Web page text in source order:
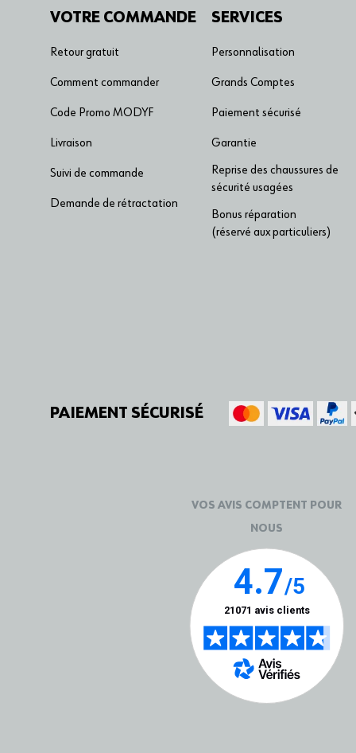
VOTRE COMMANDE
Retour gratuit
Comment commander
Code Promo MODYF
Livraison
Suivi de commande
Demande de rétractation
SERVICES
Personnalisation
Grands Comptes
Paiement sécurisé
Garantie
Reprise des chaussures de
sécurité usagées
Bonus réparation
(réservé aux particuliers)
PAIEMENT SÉCURISÉ
VOS AVIS COMPTENT POUR
NOUS